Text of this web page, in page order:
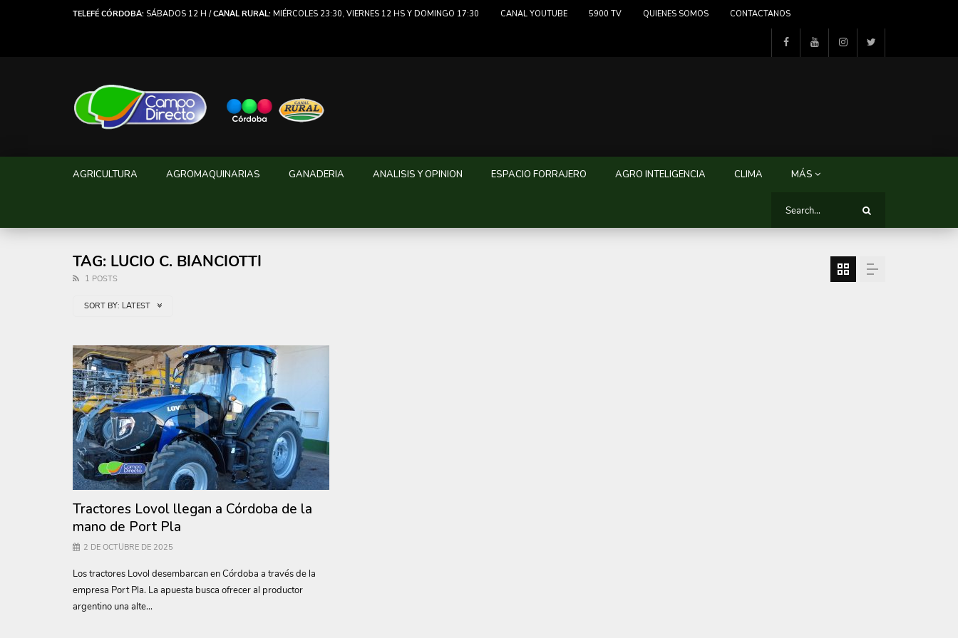
TELEFÉ CÓRDOBA: SÁBADOS 12 H /CANAL RURAL: MIÉRCOLES 23:30, VIERNES 12 HS Y DOMINGO 17:30 CANAL YOUTUBE 5900 TV QUIENES SOMOS CONTACTANOS
AGRICULTURA AGROMAQUINARIAS GANADERIA ANALISIS Y OPINION ESPACIO FORRAJERO AGRO INTELIGENCIA CLIMA MÁS
TAG: LUCIO C. BIANCIOTTI
1 POSTS
SORT BY: LATEST
Tractores Lovol llegan a Córdoba de la
mano de Port Pla
2 DE OCTUBRE DE 2025
Los tractores Lovol desembarcan en Córdoba a través de la
empresa Port Pla. La apuesta busca ofrecer al productor
argentino una alte...